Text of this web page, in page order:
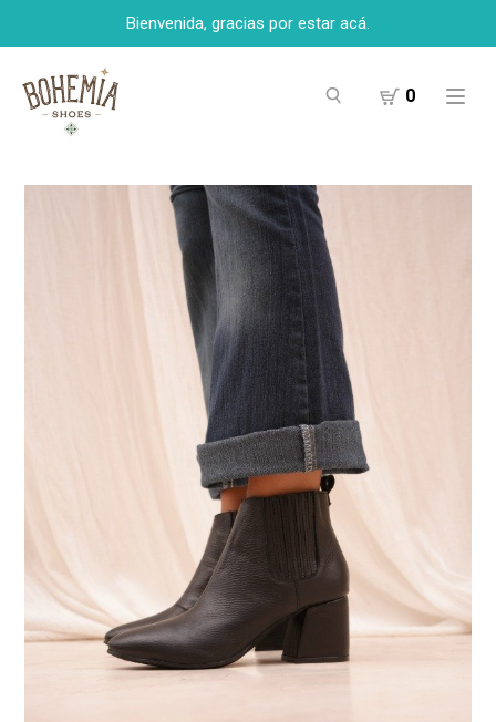
Bienvenida, gracias por estar acá.
0